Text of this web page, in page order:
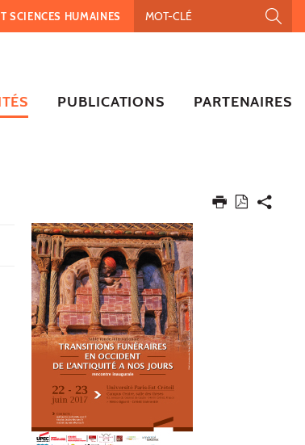
SCIENCES HUMAINES
PUBLICATIONS PARTENAIRES